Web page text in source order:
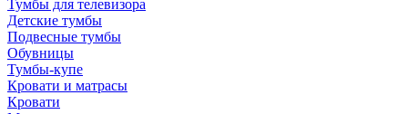
Тумбы для телевизора
Детские тумбы
Подвесные тумбы
Обувницы
Тумбы-купе
Кровати и матрасы
Кровати